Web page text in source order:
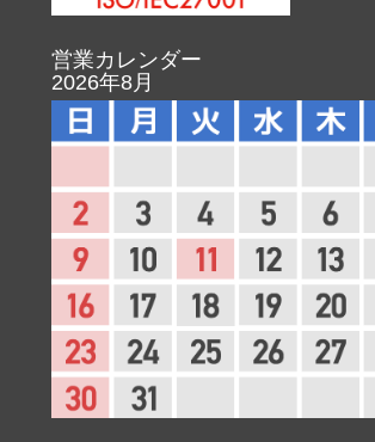
営業カレンダー
2026年8月